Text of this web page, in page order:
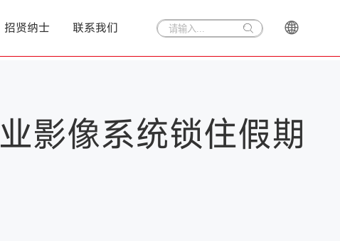
招贤纳士 联系我们
影像系统锁住假期